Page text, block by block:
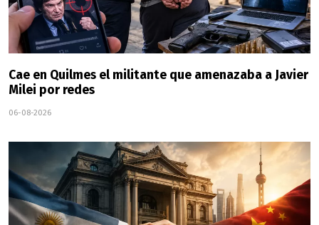
Cae en Quilmes el militante que amenazaba a Javier
Milei por redes
06-08-2026